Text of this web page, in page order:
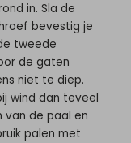
in. Sla de
bevestig je
tweede
de gaten
niet te diep.
wind dan teveel
van de paal en
palen met